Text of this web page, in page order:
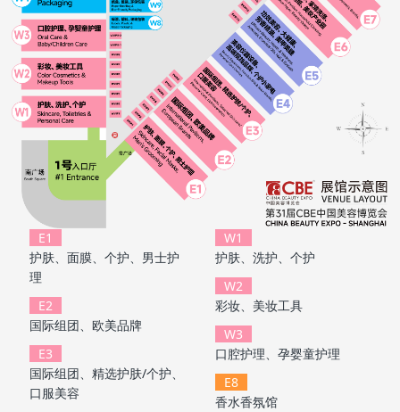
E1
护肤、面膜、个护、男士护
理
E2
国际组团、欧美品牌
E3
国际组团、精选护肤/个护、
口服美容
W1
护肤、洗护、个护
W2
彩妆、美妆工具
W3
口腔护理、孕婴童护理
E8
香水香氛馆